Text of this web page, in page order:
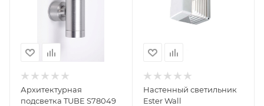
Архитектурная
подсветка TUBE S78049
Настенный светильник
Ester Wall